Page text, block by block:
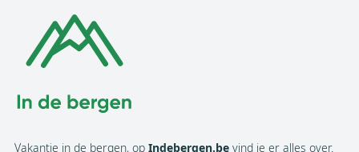
Vakantie in de bergen, op Indebergen.be vind je er alles over.